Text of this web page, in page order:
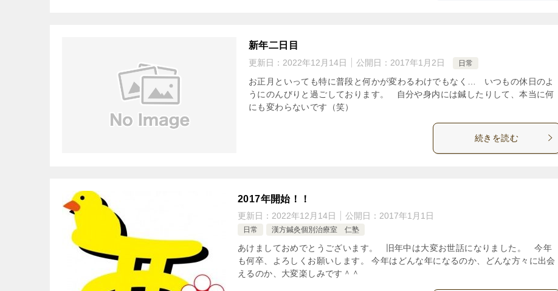
新年二日目
更新日： 2022年12月14日 公開日： 2017年1月2日 日常
お正月といっても特に普段と何かが変わるわけでもなく… いつもの休日のよ
うにのんびりと過ごしております。 自分や身内には鍼したりして、本当に何
にも変わらないです（笑）
続きを読む
2017年開始！！
更新日： 2022年12月14日 公開日： 2017年1月1日
日常 漢方鍼灸個別治療室 仁塾
あけましておめでとうございます。 旧年中は大変お世話になりました。 今年
も何卒、よろしくお願いします。 今年はどんな年になるのか、どんな方々に出会
えるのか、大変楽しみです＾＾